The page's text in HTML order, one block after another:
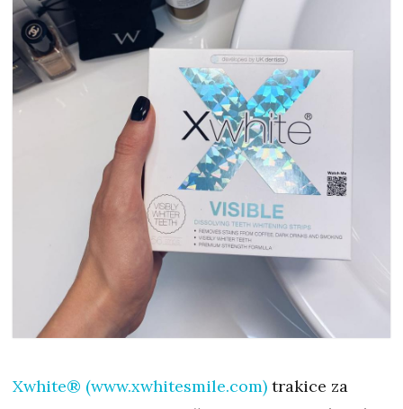
Xwhite® (www.xwhitesmile.com) trakice za